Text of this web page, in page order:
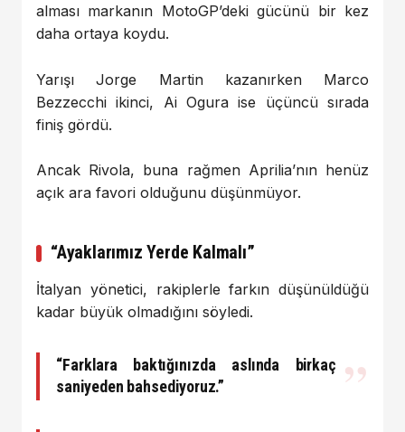
alması markanın MotoGP’deki gücünü bir kez
daha ortaya koydu.
Yarışı Jorge Martin kazanırken Marco
Bezzecchi ikinci, Ai Ogura ise üçüncü sırada
finiş gördü.
Ancak Rivola, buna rağmen Aprilia’nın henüz
açık ara favori olduğunu düşünmüyor.
“Ayaklarımız Yerde Kalmalı”
İtalyan yönetici, rakiplerle farkın düşünüldüğü
kadar büyük olmadığını söyledi.
“Farklara baktığınızda aslında birkaç
saniyeden bahsediyoruz.”